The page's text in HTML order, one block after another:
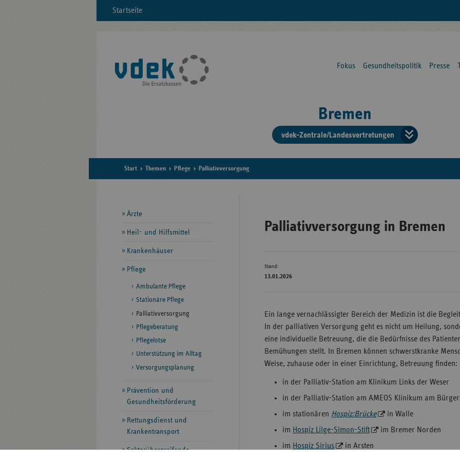
Startseite
Fokus Gesundheitspolitik Presse
Bremen
vdek-Zentrale/Landesvertretungen
der
Start Themen Pflege Palliativversorgung
Palliativversorgung in Bremen
Stand:
13.01.2026
Ein lange vernachlässigter Bereich der Medizin ist die
In der palliativen Versorgung geht es nicht um Heilung,
eine individuelle Betreuung, die die Bedürfnisse des
Bemühungen stellt. In Bremen können schwerstkranke
Weise, zuhause oder in einer Einrichtung, Betreuung finden:
in der Palliativ-Station am Klinikum Links der Weser
in der Palliativ-Station am AMEOS Klinikum am
im stationären Hospiz:Brücke
in Walle
im Hospiz Lilge-Simon-Stift
im Bremer Norden
im Hospiz Sirius
in Arsten
Seitennavigation
Ärzte
Heil- und Hilfsmittel
Krankenhäuser
Pflege
Ambulante Pflege
Stationäre Pflege
Palliativversorgung
Pflegeberatung
Pflegelotse
Unterstützung im Alltag
Versorgungsplanung
Prävention und
Gesundheitsförderung
Rettungsdienst und
Krankentransport
Sektorübergreifende